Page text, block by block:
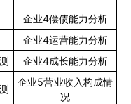
企业4偿债能力分析
企业4运营能力分析
企业4成长能力分析
企业5营业收入构成情
况